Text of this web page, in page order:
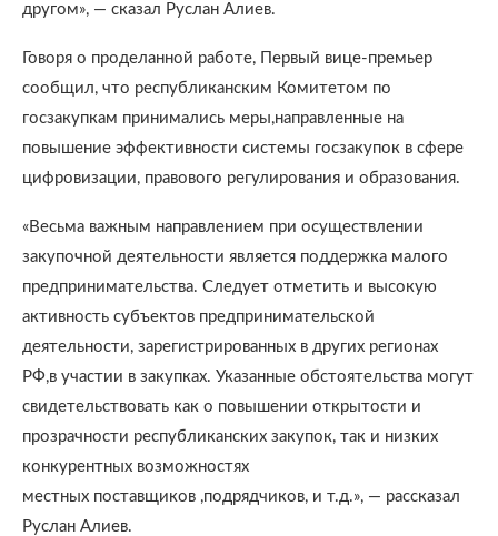
другом», — сказал Руслан Алиев.
Говоря о проделанной работе, Первый вице-премьер
сообщил, что республиканским Комитетом по
госзакупкам принимались меры,направленные на
повышение эффективности системы госзакупок в сфере
цифровизации, правового регулирования и образования.
«Весьма важным направлением при осуществлении
закупочной деятельности является поддержка малого
предпринимательства. Следует отметить и высокую
активность субъектов предпринимательской
деятельности, зарегистрированных в других регионах
РФ,в участии в закупках. Указанные обстоятельства могут
свидетельствовать как о повышении открытости и
прозрачности республиканских закупок, так и низких
конкурентных возможностях
местных поставщиков ,подрядчиков, и т.д.», — рассказал
Руслан Алиев.